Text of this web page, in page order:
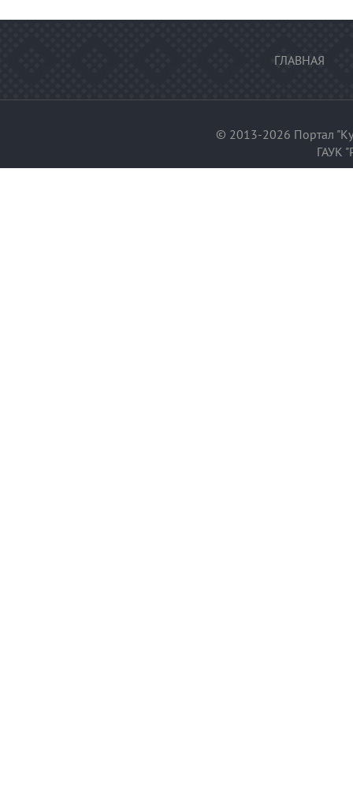
ГЛАВНАЯ
© 2013-2026 Портал
ГАУК